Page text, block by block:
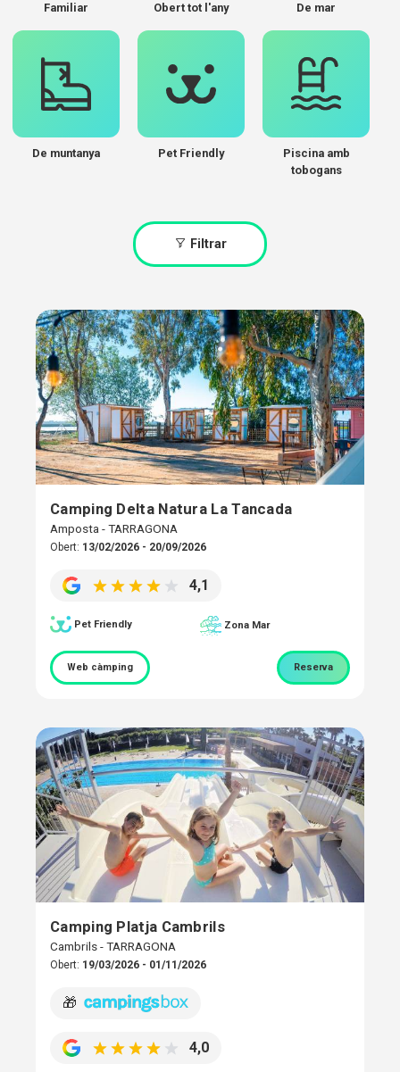
Familiar Obert tot l'any De mar
De muntanya Pet Friendly
Piscina amb
tobogans
Filtrar
Camping Delta Natura La Tancada
Amposta - TARRAGONA
Obert: 13/02/2026 - 20/09/2026
4,1
Pet Friendly Zona Mar
Web càmping Reserva
Camping Platja Cambrils
Cambrils - TARRAGONA
Obert: 19/03/2026 - 01/11/2026
🎁
4,0